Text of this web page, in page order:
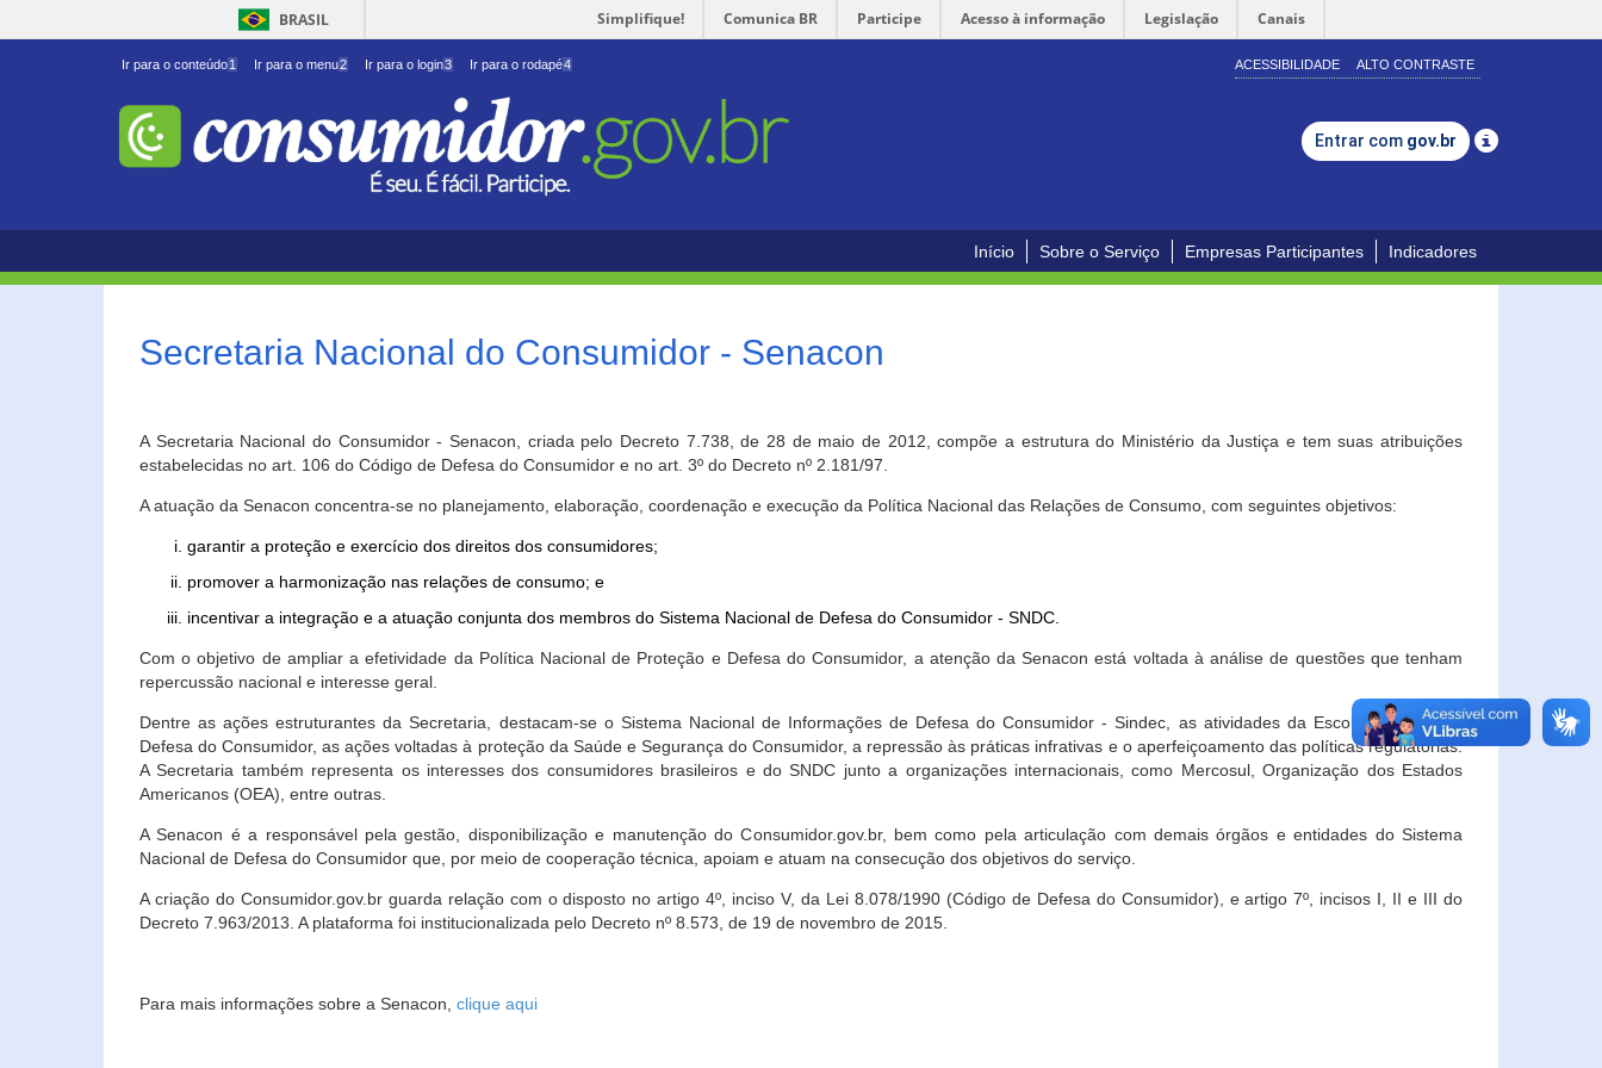
BRASIL Simplifique! Comunica BR Participe Acesso à informação Legislação Canais
Ir para o conteúdo1 Ir para o menu2 Ir para o login3 Ir para o rodapé4 ACESSIBILIDADE ALTO CONTRASTE
Entrar com gov.br
Início Sobre o Serviço Empresas Participantes Indicadores
Secretaria Nacional do Consumidor - Senacon
A Secretaria Nacional do Consumidor - Senacon, criada pelo Decreto 7.738, de 28 de maio de 2012, compõe a estrutura do Ministério da Justiça e tem suas atribuições
estabelecidas no art. 106 do Código de Defesa do Consumidor e no art. 3º do Decreto nº 2.181/97.
A atuação da Senacon concentra-se no planejamento, elaboração, coordenação e execução da Política Nacional das Relações de Consumo, com seguintes objetivos:
garantir a proteção e exercício dos direitos dos consumidores;
promover a harmonização nas relações de consumo; e
incentivar a integração e a atuação conjunta dos membros do Sistema Nacional de Defesa do Consumidor - SNDC.
Com o objetivo de ampliar a efetividade da Política Nacional de Proteção e Defesa do Consumidor, a atenção da Senacon está voltada à análise de questões que tenham
repercussão nacional e interesse geral.
Dentre as ações estruturantes da Secretaria, destacam-se o Sistema Nacional de Informações de Defesa do Consumidor - Sindec, as atividades da Escola Nacional de
Defesa do Consumidor, as ações voltadas à proteção da Saúde e Segurança do Consumidor, a repressão às práticas infrativas e o aperfeiçoamento das políticas regulatórias.
A Secretaria também representa os interesses dos consumidores brasileiros e do SNDC junto a organizações internacionais, como Mercosul, Organização dos Estados
Americanos (OEA), entre outras.
A Senacon é a responsável pela gestão, disponibilização e manutenção do Consumidor.gov.br, bem como pela articulação com demais órgãos e entidades do Sistema
Nacional de Defesa do Consumidor que, por meio de cooperação técnica, apoiam e atuam na consecução dos objetivos do serviço.
A criação do Consumidor.gov.br guarda relação com o disposto no artigo 4º, inciso V, da Lei 8.078/1990 (Código de Defesa do Consumidor), e artigo 7º, incisos I, II e III do
Decreto 7.963/2013. A plataforma foi institucionalizada pelo Decreto nº 8.573, de 19 de novembro de 2015.
Para mais informações sobre a Senacon, clique aqui